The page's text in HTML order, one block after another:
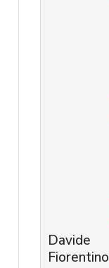
Davide
Fiorentino